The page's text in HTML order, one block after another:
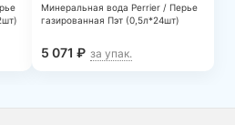
Минеральная вода Perrier / Перье
газированная Пэт (0,5л*24шт)
5 071 ₽ за упак.